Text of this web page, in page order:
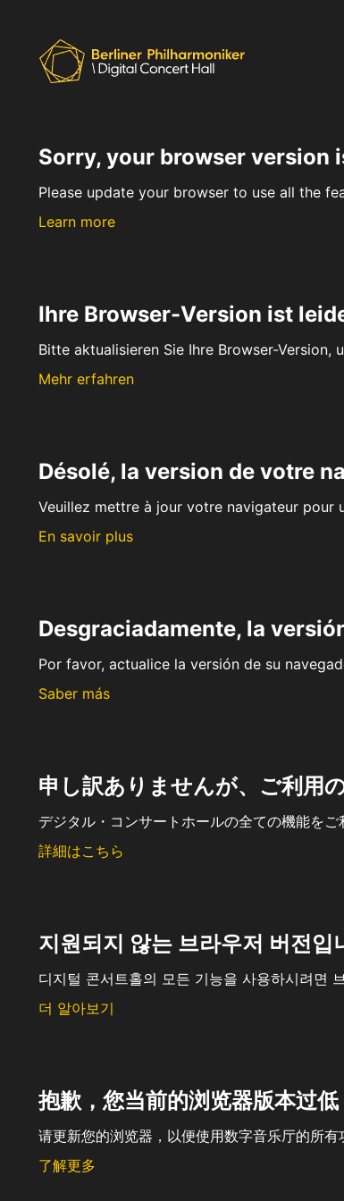
Sorry, your browser version
Please update your browser to use all the
Learn more
Ihre Browser-Version ist
Bitte aktualisieren Sie Ihre Browser-
Mehr erfahren
Désolé, la version de votre
Veuillez mettre à jour votre navigateur
En savoir plus
Desgraciadamente, la
Por favor, actualice la versión de su
Saber más
申し訳ありませんが、ご利用
デジタル・コンサートホールの全ての機能を
詳細はこちら
지원되지 않는 브라우저 버전입
디지털 콘서트홀의 모든 기능을 사용하시려면
더 알아보기
抱歉，您当前的浏览器版本过低
请更新您的浏览器，以便使用数字音乐厅的所有
了解更多